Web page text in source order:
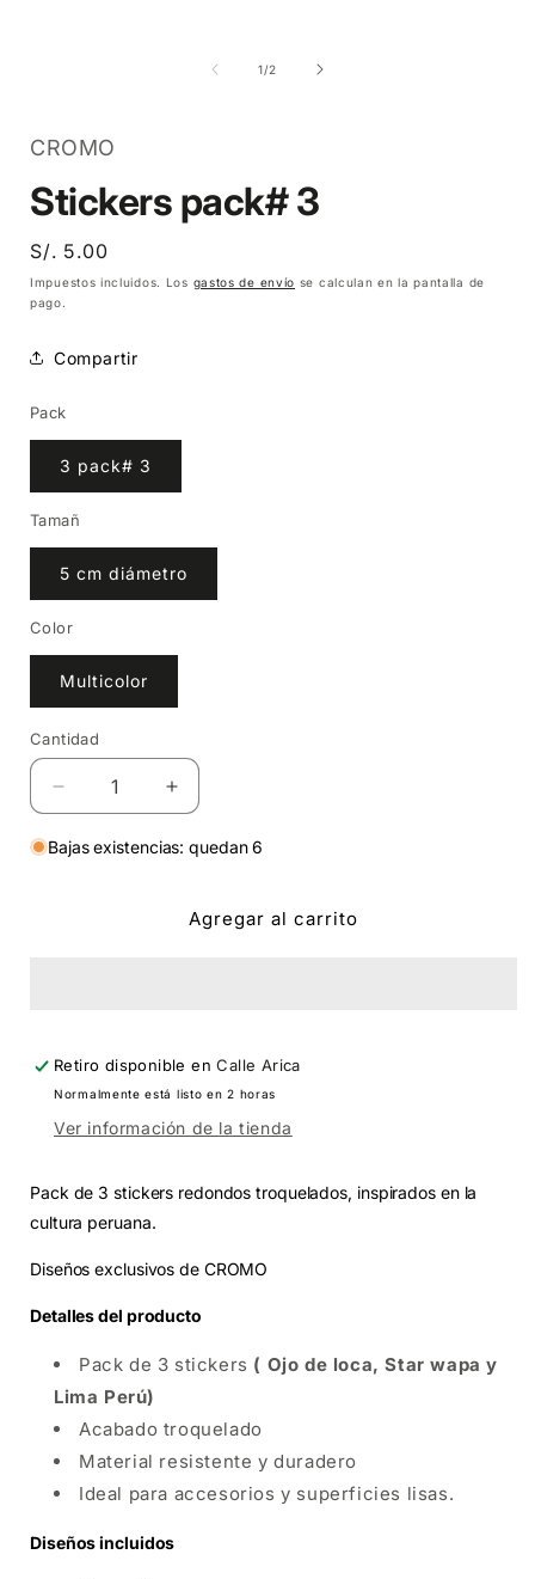
1/de
2
CROMO
Stickers pack# 3
Precio
habitual
S/. 5.00
Impuestos incluidos. Los gastos de envío se calculan en la pantalla de
pago.
Compartir
Pack
3 pack# 3
Tamañ
5 cm diámetro
Color
Multicolor
Cantidad
Cantidad
Reducir
cantidad
para
Aumentar
cantidad
para
Bajas existencias: quedan 6
Agregar al carrito
Retiro disponible enCalle Arica
Normalmente está listo en 2 horas
Ver información de la tienda
Pack de 3 stickers redondos troquelados, inspirados en la
cultura peruana.
Diseños exclusivos de CROMO
Detalles del producto
Pack de 3 stickers ( Ojo de loca, Star wapa y
Lima Perú)
Acabado troquelado
Material resistente y duradero
Ideal para accesorios y superficies lisas.
Diseños incluidos